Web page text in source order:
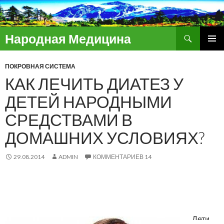
Народная Медицина
ПЕРЕЙТИ
СОДЕРЖИМОМУ
ПОКРОВНАЯ СИСТЕМА
КАК ЛЕЧИТЬ ДИАТЕЗ У
ДЕТЕЙ НАРОДНЫМИ
СРЕДСТВАМИ В
ДОМАШНИХ УСЛОВИЯХ?
29.08.2014 ADMIN КОММЕНТАРИЕВ 14
Дети